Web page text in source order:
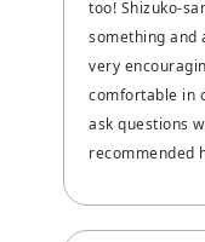
too! Shizuko-
something and
very
comfortable in
ask questions
recommended